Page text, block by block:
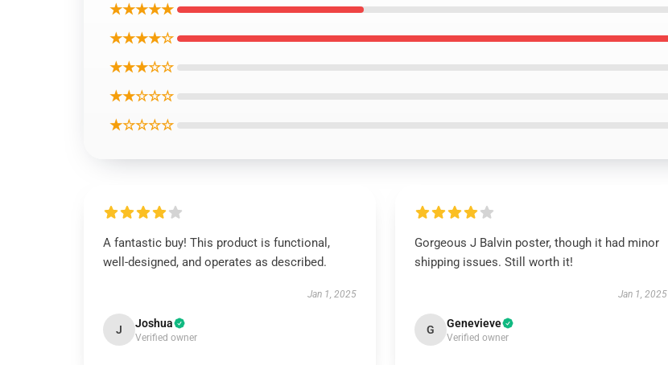
★★★★★
★★★★☆
★★★☆☆
★★☆☆☆
★☆☆☆☆
A fantastic buy! This product is functional,
well-designed, and operates as described.
Jan 1, 2025
J Joshua
Verified owner
Gorgeous J Balvin poster, though it had minor
shipping issues. Still worth it!
Jan 1, 2025
G Genevieve
Verified owner